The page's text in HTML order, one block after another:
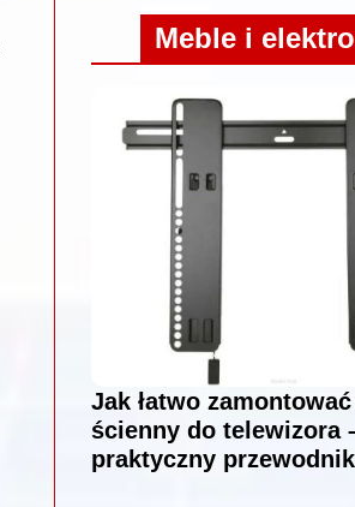
Meble i
Jak łatwo
ścienny do telewizora
praktyczny przewodnik